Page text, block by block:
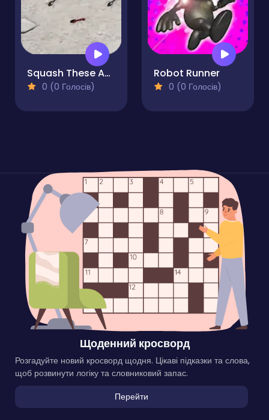
Squash These Ants 2
0 (0 Голосів)
Robot Runner
0 (0 Голосів)
Щоденний кросворд
Розгадуйте новий кросворд щодня. Цікаві підказки та слова,
щоб розвинути логіку та словниковий запас.
Перейти